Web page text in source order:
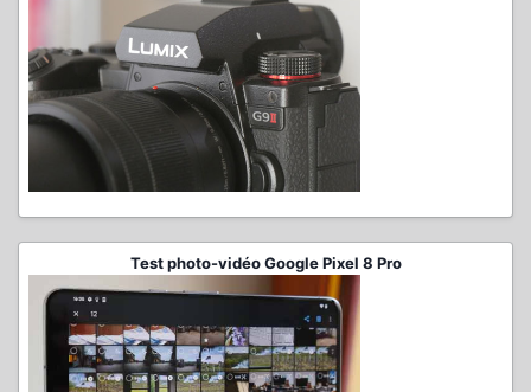
Test photo-vidéo Google Pixel 8 Pro